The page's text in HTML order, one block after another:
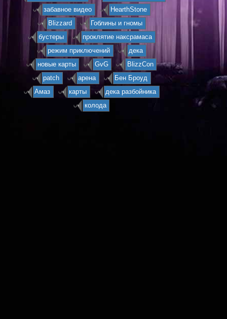
забавное видео
HearthStone
Blizzard
Гоблины и гномы
бустеры
проклятие наксрамаса
режим приключений
дека
новые карты
GvG
BlizzCon
patch
арена
Бен Броуд
Амаз
карты
дека разбойника
колода